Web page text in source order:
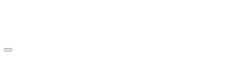
Menu